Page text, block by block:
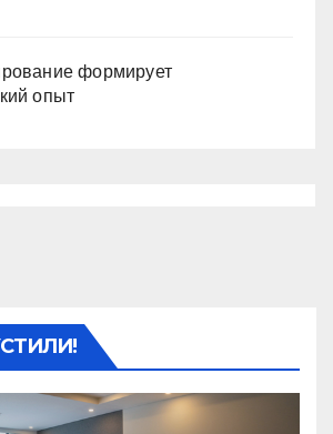
формирует
опыт